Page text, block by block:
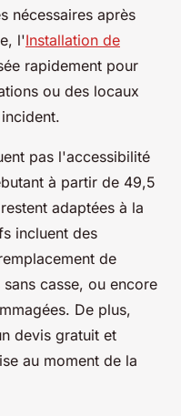
nécessaires après
l'Installation de
rapidement pour
ou des locaux
pas l'accessibilité
à partir de 49,5
adaptées à la
incluent des
de
casse, ou encore
De plus,
devis gratuit et
au moment de la